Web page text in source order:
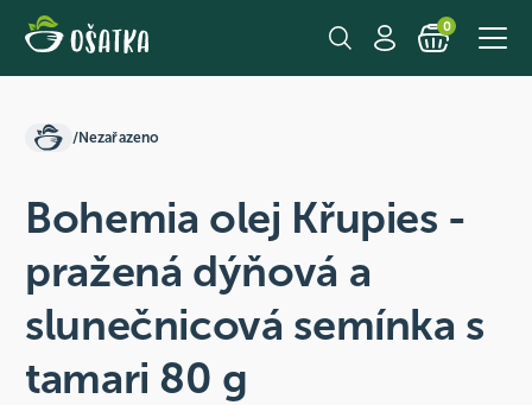
0
/Nezařazeno
Bohemia olej Křupies -
pražená dýňová a
slunečnicová semínka s
tamari 80 g